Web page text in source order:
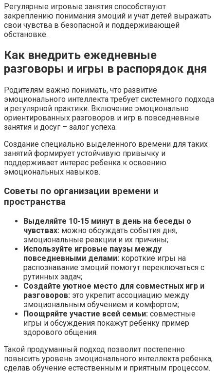
Регулярные игровые занятия способствуют
закреплению понимания эмоций и учат детей выражать
свои чувства в безопасной и поддерживающей
обстановке.
Как внедрить ежедневные
разговоры и игры в распорядок дня
Родителям важно понимать, что развитие
эмоционального интеллекта требует системного подхода
и регулярной практики. Включение эмоционально
ориентированных разговоров и игр в повседневные
занятия и досуг – залог успеха.
Создание специально выделенного времени для таких
занятий формирует устойчивую привычку и
поддерживает интерес ребенка к освоению
эмоциональных навыков.
Советы по организации времени и
пространства
Выделяйте 10-15 минут в день на беседы о
чувствах: можно обсуждать события дня,
эмоциональные реакции и их причины;
Используйте игровые паузы между
повседневными делами: короткие игры на
распознавание эмоций помогут переключаться с
рутинных задач;
Создайте уютное место для совместных игр и
разговоров: это укрепит ассоциацию между
эмоциональным обучением и комфортом;
Поощряйте участие всей семьи: совместные
игры и обсуждения покажут ребенку пример
здорового общения.
Такой продуманный подход позволит постепенно
повысить уровень эмоционального интеллекта ребенка,
сделав обучение естественным и приятным процессом.